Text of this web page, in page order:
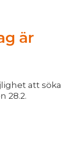
är
att söka
28.2.